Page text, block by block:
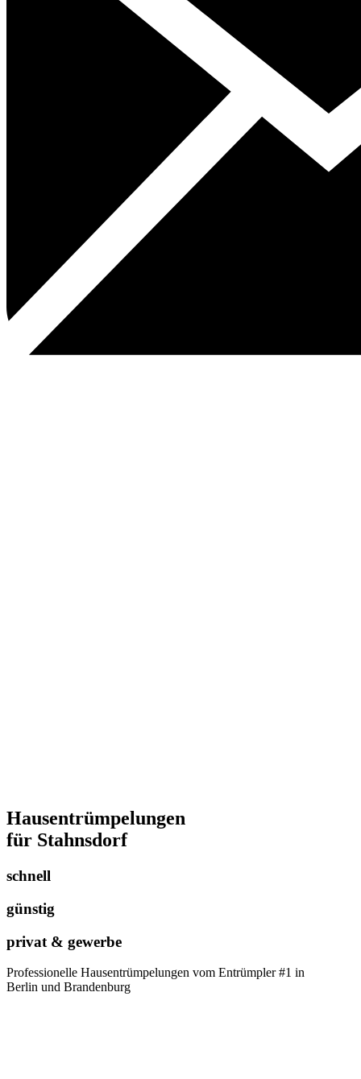
Hausentrümpelungen
für Stahnsdorf
schnell
günstig
privat & gewerbe
Professionelle Hausentrümpelungen vom Entrümpler #1 in
Berlin und Brandenburg